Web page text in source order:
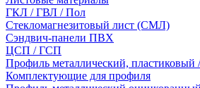
ГКЛ / ГВЛ / Пол
Стекломагнезитовый лист (СМЛ)
Сэндвич-панели ПВХ
ЦСП / ГСП
Профиль металлический,
Комплектующие для профиля